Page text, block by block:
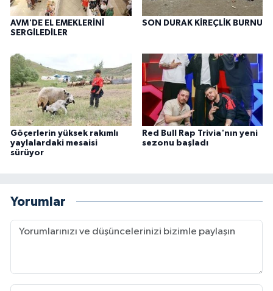
AVM'DE EL EMEKLERİNİ
SERGİLEDİLER
SON DURAK KİREÇLİK BURNU
Göçerlerin yüksek rakımlı
yaylalardaki mesaisi
sürüyor
Red Bull Rap Trivia'nın yeni
sezonu başladı
Yorumlar